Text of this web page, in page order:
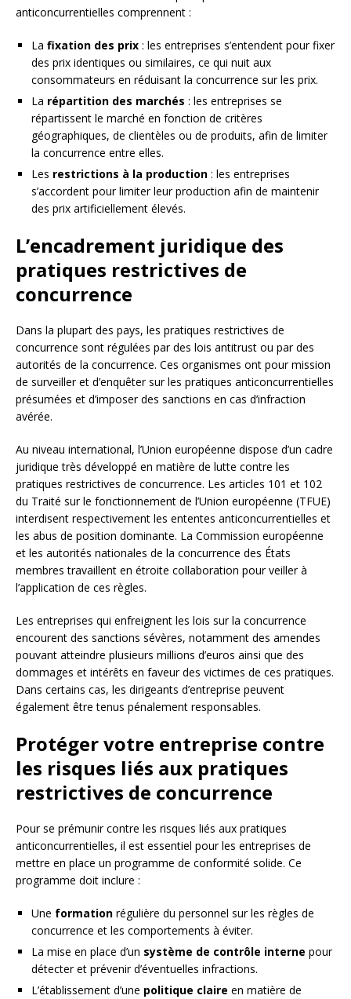
anticoncurrentielles comprennent :
La fixation des prix : les entreprises s’entendent pour fixer
des prix identiques ou similaires, ce qui nuit aux
consommateurs en réduisant la concurrence sur les prix.
La répartition des marchés : les entreprises se
répartissent le marché en fonction de critères
géographiques, de clientèles ou de produits, afin de limiter
la concurrence entre elles.
Les restrictions à la production : les entreprises
s’accordent pour limiter leur production afin de maintenir
des prix artificiellement élevés.
L’encadrement juridique des
pratiques restrictives de
concurrence
Dans la plupart des pays, les pratiques restrictives de
concurrence sont régulées par des lois antitrust ou par des
autorités de la concurrence. Ces organismes ont pour mission
de surveiller et d’enquêter sur les pratiques anticoncurrentielles
présumées et d’imposer des sanctions en cas d’infraction
avérée.
Au niveau international, l’Union européenne dispose d’un cadre
juridique très développé en matière de lutte contre les
pratiques restrictives de concurrence. Les articles 101 et 102
du Traité sur le fonctionnement de l’Union européenne (TFUE)
interdisent respectivement les ententes anticoncurrentielles et
les abus de position dominante. La Commission européenne
et les autorités nationales de la concurrence des États
membres travaillent en étroite collaboration pour veiller à
l’application de ces règles.
Les entreprises qui enfreignent les lois sur la concurrence
encourent des sanctions sévères, notamment des amendes
pouvant atteindre plusieurs millions d’euros ainsi que des
dommages et intérêts en faveur des victimes de ces pratiques.
Dans certains cas, les dirigeants d’entreprise peuvent
également être tenus pénalement responsables.
Protéger votre entreprise contre
les risques liés aux pratiques
restrictives de concurrence
Pour se prémunir contre les risques liés aux pratiques
anticoncurrentielles, il est essentiel pour les entreprises de
mettre en place un programme de conformité solide. Ce
programme doit inclure :
Une formation régulière du personnel sur les règles de
concurrence et les comportements à éviter.
La mise en place d’un système de contrôle interne pour
détecter et prévenir d’éventuelles infractions.
L’établissement d’une politique claire en matière de